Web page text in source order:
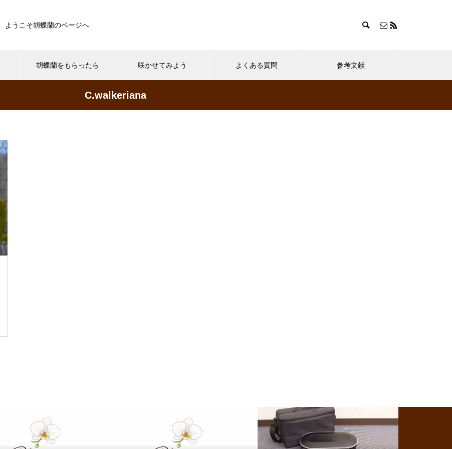
ようこそ胡蝶蘭のページへ
胡蝶蘭をもらったら 咲かせてみよう よくある質問 参考文献
C.walkeriana